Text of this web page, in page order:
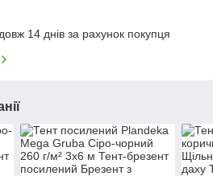
14 днів за рахунок покупця